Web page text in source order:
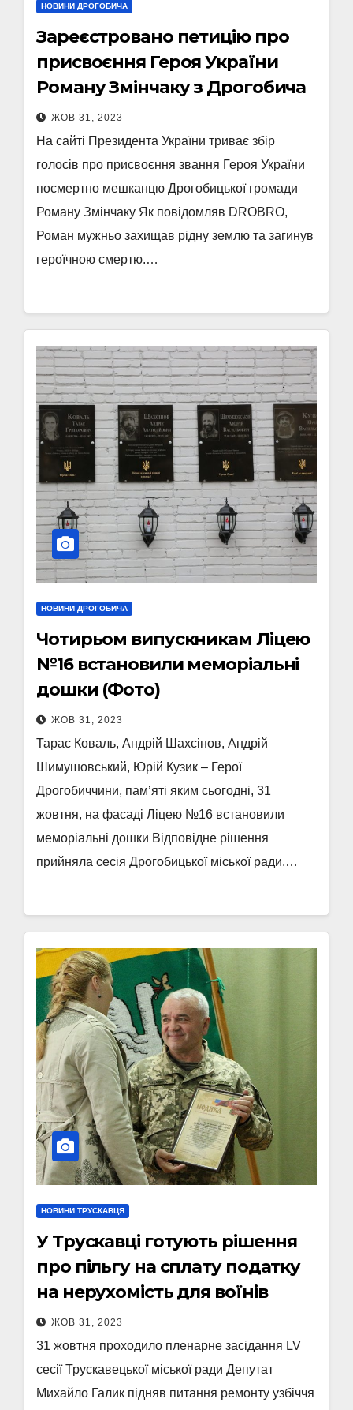
НОВИНИ ДРОГОБИЧА
Зареєстровано петицію про
присвоєння Героя України
Роману Змінчаку з Дрогобича
ЖОВ 31, 2023
На сайті Президента України триває збір
голосів про присвоєння звання Героя України
посмертно мешканцю Дрогобицької громади
Роману Змінчаку Як повідомляв DROBRO,
Роман мужньо захищав рідну землю та загинув
героїчною смертю.…
НОВИНИ ДРОГОБИЧА
Чотирьом випускникам Ліцею
№16 встановили меморіальні
дошки (Фото)
ЖОВ 31, 2023
Тарас Коваль, Андрій Шахсінов, Андрій
Шимушовський, Юрій Кузик – Герої
Дрогобиччини, пам’яті яким сьогодні, 31
жовтня, на фасаді Ліцею №16 встановили
меморіальні дошки Відповідне рішення
прийняла сесія Дрогобицької міської ради.…
НОВИНИ ТРУСКАВЦЯ
У Трускавці готують рішення
про пільгу на сплату податку
на нерухомість для воїнів
ЖОВ 31, 2023
31 жовтня проходило пленарне засідання LV
сесії Трускавецької міської ради Депутат
Михайло Галик підняв питання ремонту узбіччя